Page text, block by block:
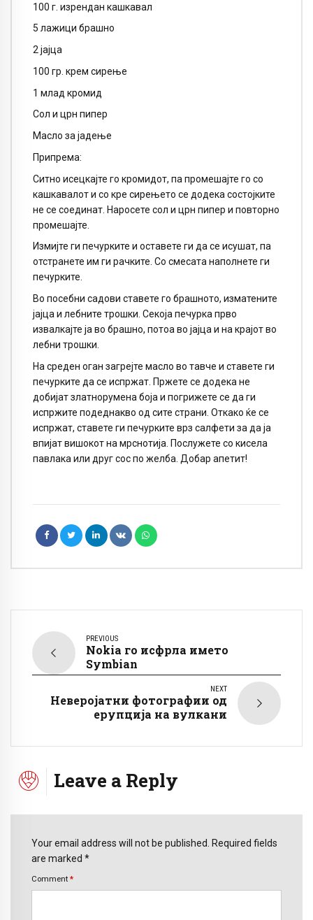
100 г. изрендан кашкавал
5 лажици брашно
2 јајца
100 гр. крем сирење
1 млад кромид
Сол и црн пипер
Масло за јадење
Припрема:
Ситно исецкајте го кромидот, па промешајте го со
кашкавалот и со кре сирењето се додека состојките
не се соединат. Наросете сол и црн пипер и повторно
промешајте.
Измијте ги печурките и оставете ги да се исушат, па
отстранете им ги рачките. Со смесата наполнете ги
печурките.
Во посебни садови ставете го брашното, изматените
јајца и лебните трошки. Секоја печурка прво
извалкајте ја во брашно, потоа во јајца и на крајот во
лебни трошки.
На среден оган загрејте масло во тавче и ставете ги
печурките да се испржат. Пржете се додека не
добијат златнорумена боја и погрижете се да ги
испржите подеднакво од сите страни. Откако ќе се
испржат, ставете ги печурките врз салфети за да ја
впијат вишокот на мрснотија. Послужете со кисела
павлака или друг сос по желба. Добар апетит!
PREVIOUS
Nokia го исфрла името
Symbian
NEXT
Неверојатни фотографии од
ерупциjа на вулкани
Leave a Reply
Your email address will not be published. Required fields
are marked *
Comment *